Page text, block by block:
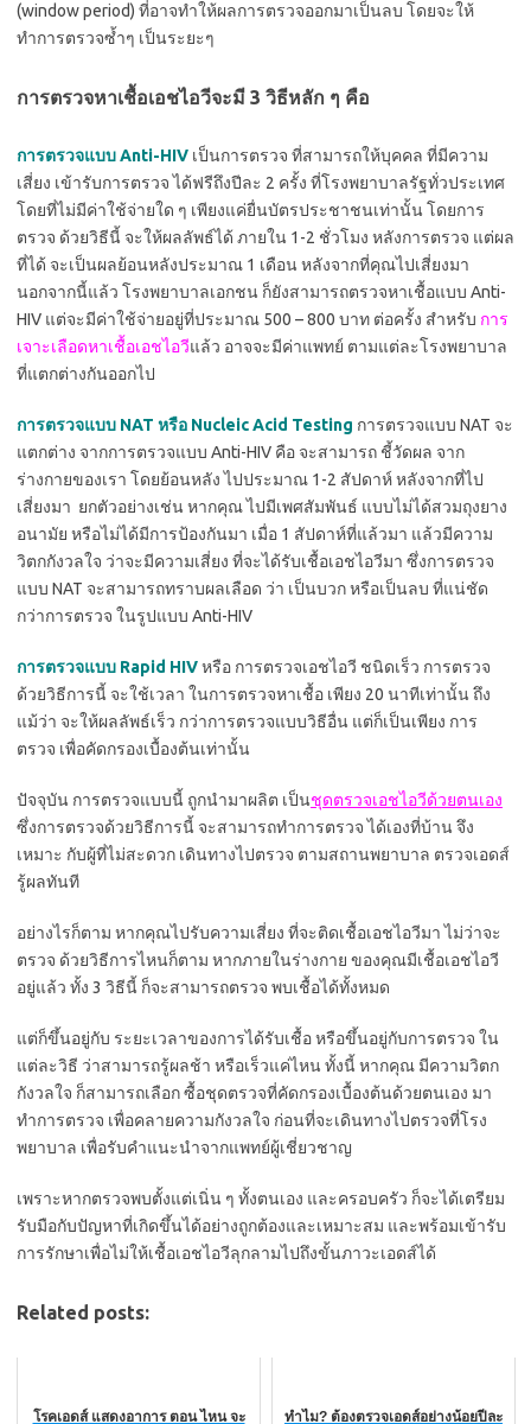
(window period) ที่อาจทำให้ผลการตรวจออกมาเป็นลบ โดยจะให้
ทำการตรวจซ้ำๆ เป็นระยะๆ
การตรวจหาเชื้อเอชไอวีจะมี 3 วิธีหลัก ๆ คือ
การตรวจแบบ Anti-HIV เป็นการตรวจ ที่สามารถให้บุคคล ที่มีความ
เสี่ยง เข้ารับการตรวจ ได้ฟรีถึงปีละ 2 ครั้ง ที่โรงพยาบาลรัฐทั่วประเทศ
โดยที่ไม่มีค่าใช้จ่ายใด ๆ เพียงแค่ยื่นบัตรประชาชนเท่านั้น โดยการ
ตรวจ ด้วยวิธีนี้ จะให้ผลลัพธ์ได้ ภายใน 1-2 ชั่วโมง หลังการตรวจ แต่ผล
ที่ได้ จะเป็นผลย้อนหลังประมาณ 1 เดือน หลังจากที่คุณไปเสี่ยงมา
นอกจากนี้แล้ว โรงพยาบาลเอกชน ก็ยังสามารถตรวจหาเชื้อแบบ Anti-
HIV แต่จะมีค่าใช้จ่ายอยู่ที่ประมาณ 500 – 800 บาท ต่อครั้ง สำหรับ การ
เจาะเลือดหาเชื้อเอชไอวีแล้ว อาจจะมีค่าแพทย์ ตามแต่ละโรงพยาบาล
ที่แตกต่างกันออกไป
การตรวจแบบ NAT หรือ Nucleic Acid Testing การตรวจแบบ NAT จะ
แตกต่าง จากการตรวจแบบ Anti-HIV คือ จะสามารถ ชี้วัดผล จาก
ร่างกายของเรา โดยย้อนหลัง ไปประมาณ 1-2 สัปดาห์ หลังจากที่ไป
เสี่ยงมา ยกตัวอย่างเช่น หากคุณ ไปมีเพศสัมพันธ์ แบบไม่ได้สวมถุงยาง
อนามัย หรือไม่ได้มีการป้องกันมา เมื่อ 1 สัปดาห์ที่แล้วมา แล้วมีความ
วิตกกังวลใจ ว่าจะมีความเสี่ยง ที่จะได้รับเชื้อเอชไอวีมา ซึ่งการตรวจ
แบบ NAT จะสามารถทราบผลเลือด ว่า เป็นบวก หรือเป็นลบ ที่แน่ชัด
กว่าการตรวจ ในรูปแบบ Anti-HIV
การตรวจแบบ Rapid HIVหรือ การตรวจเอชไอวี ชนิดเร็ว การตรวจ
ด้วยวิธีการนี้ จะใช้เวลา ในการตรวจหาเชื้อ เพียง 20 นาทีเท่านั้น ถึง
แม้ว่า จะให้ผลลัพธ์เร็ว กว่าการตรวจแบบวิธีอื่น แต่ก็เป็นเพียง การ
ตรวจ เพื่อคัดกรองเบื้องต้นเท่านั้น
ปัจจุบัน การตรวจแบบนี้ ถูกนำมาผลิต เป็นชุดตรวจเอชไอวีด้วยตนเอง
ซึ่งการตรวจด้วยวิธีการนี้ จะสามารถทำการตรวจ ได้เองที่บ้าน จึง
เหมาะ กับผู้ที่ไม่สะดวก เดินทางไปตรวจ ตามสถานพยาบาล ตรวจเอดส์
รู้ผลทันที
อย่างไรก็ตาม หากคุณไปรับความเสี่ยง ที่จะติดเชื้อเอชไอวีมา ไม่ว่าจะ
ตรวจ ด้วยวิธีการไหนก็ตาม หากภายในร่างกาย ของคุณมีเชื้อเอชไอวี
อยู่แล้ว ทั้ง 3 วิธีนี้ ก็จะสามารถตรวจ พบเชื้อได้ทั้งหมด
แต่ก็ขึ้นอยู่กับ ระยะเวลาของการได้รับเชื้อ หรือขึ้นอยู่กับการตรวจ ใน
แต่ละวิธี ว่าสามารถรู้ผลช้า หรือเร็วแค่ไหน ทั้งนี้ หากคุณ มีความวิตก
กังวลใจ ก็สามารถเลือก ซื้อชุดตรวจที่คัดกรองเบื้องต้นด้วยตนเอง มา
ทำการตรวจ เพื่อคลายความกังวลใจ ก่อนที่จะเดินทางไปตรวจที่โรง
พยาบาล เพื่อรับคำแนะนำจากแพทย์ผู้เชี่ยวชาญ
เพราะหากตรวจพบตั้งแต่เนิ่น ๆ ทั้งตนเอง และครอบครัว ก็จะได้เตรียม
รับมือกับปัญหาที่เกิดขึ้นได้อย่างถูกต้องและเหมาะสม และพร้อมเข้ารับ
การรักษาเพื่อไม่ให้เชื้อเอชไอวีลุกลามไปถึงขั้นภาวะเอดส์ได้
Related posts:
โรคเอดส์ แสดงอาการ ตอน ไหน จะ ทำไม? ต้องตรวจเอดส์อย่างน้อยปีละ